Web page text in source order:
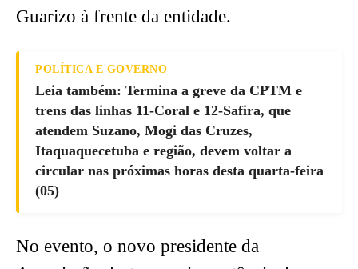
Guarizo à frente da entidade.
POLÍTICA E GOVERNO
Leia também: Termina a greve da CPTM e
trens das linhas 11-Coral e 12-Safira, que
atendem Suzano, Mogi das Cruzes,
Itaquaquecetuba e região, devem voltar a
circular nas próximas horas desta quarta-feira
(05)
No evento, o novo presidente da